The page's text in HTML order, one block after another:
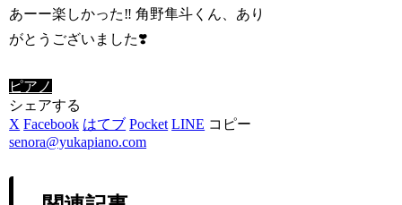
あーー楽しかった‼️ 角野隼斗くん、あり
がとうございました❣️
ピアノ
シェアする
X Facebook はてブ Pocket LINE コピー
senora@yukapiano.com